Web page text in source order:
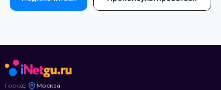
Город: Москва